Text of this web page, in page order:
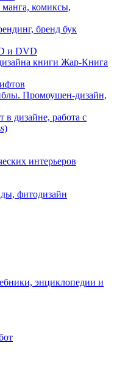
комиксы,
бренд бук
и DVD
книги Жар-Книга
Промоушен-дизайн,
в дизайне, работа с
интерьеров
фитодизайн
энциклопедии и